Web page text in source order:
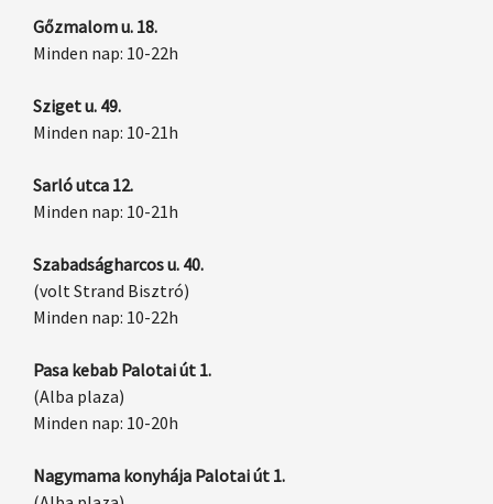
Gőzmalom u. 18.
Minden nap: 10-22h
Sziget u. 49.
Minden nap: 10-21h
Sarló utca 12.
Minden nap: 10-21h
Szabadságharcos u. 40.
(volt Strand Bisztró)
Minden nap: 10-22h
Pasa kebab Palotai út 1.
(Alba plaza)
Minden nap: 10-20h
Nagymama konyhája Palotai út 1.